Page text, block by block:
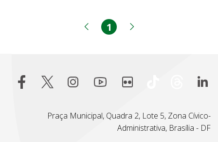
Página anterior
Página
1
Praça Municipal, Quadra 2, Lote 5, Zona Cívico-
Administrativa, Brasília - DF